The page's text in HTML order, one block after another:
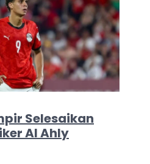
Selesaikan
Al Ahly